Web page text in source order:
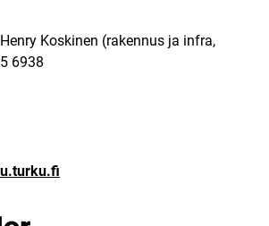
Koskinen (rakennus ja infra,
6938